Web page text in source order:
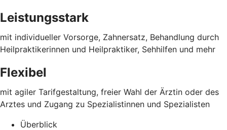
Leistungsstark
mit individueller Vorsorge, Zahnersatz, Behandlung durch
Heilpraktikerinnen und Heilpraktiker, Sehhilfen und mehr
Flexibel
mit agiler Tarifgestaltung, freier Wahl der Ärztin oder des
Arztes und Zugang zu Spezialistinnen und Spezialisten
Überblick